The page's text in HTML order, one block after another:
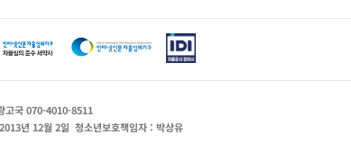
고국 070-4010-8511
년 12월 2일 청소년보호책임자 : 박상유